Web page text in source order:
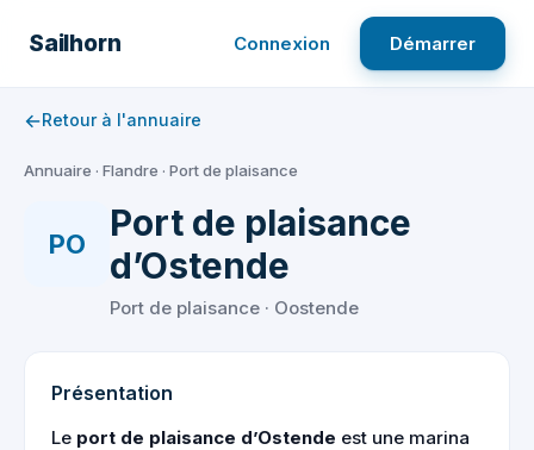
Sailhorn Connexion Démarrer
←Retour à l'annuaire
Annuaire · Flandre · Port de plaisance
PO
Port de plaisance
d’Ostende
Port de plaisance · Oostende
Présentation
Le port de plaisance d’Ostende est une marina